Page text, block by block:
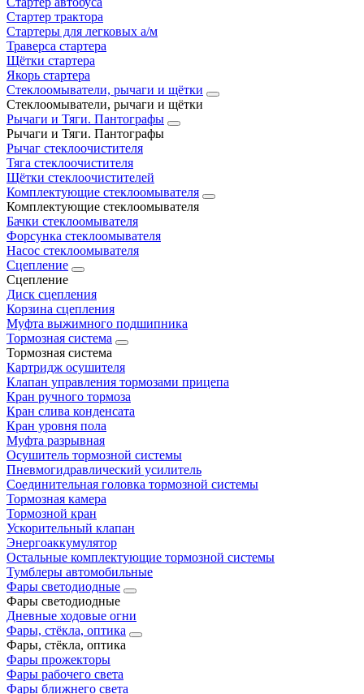
Стартер трактора
Стартеры для легковых а/м
Траверса стартера
Щётки стартера
Якорь стартера
Стеклоомыватели, рычаги и щётки
Стеклоомыватели, рычаги и щётки
Рычаги и Тяги. Пантографы
Рычаги и Тяги. Пантографы
Рычаг стеклоочистителя
Тяга стеклоочистителя
Щётки стеклоочистителей
Комплектующие стеклоомывателя
Комплектующие стеклоомывателя
Бачки стеклоомывателя
Форсунка стеклоомывателя
Насос стеклоомывателя
Сцепление
Сцепление
Диск сцепления
Корзина сцепления
Муфта выжимного подшипника
Тормозная система
Тормозная система
Картридж осушителя
Клапан управления тормозами прицепа
Кран ручного тормоза
Кран слива конденсата
Кран уровня пола
Муфта разрывная
Осушитель тормозной системы
Пневмогидравлический усилитель
Соединительная головка тормозной системы
Тормозная камера
Тормозной кран
Ускорительный клапан
Энергоаккумулятор
Остальные комплектующие тормозной системы
Тумблеры автомобильные
Фары светодиодные
Фары светодиодные
Дневные ходовые огни
Фары, стёкла, оптика
Фары, стёкла, оптика
Фары прожекторы
Фары рабочего света
Фары ближнего света